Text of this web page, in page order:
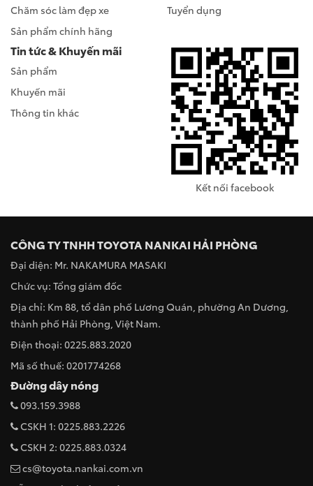
Chăm sóc làm đẹp xe
Sản phẩm chính hãng
Tuyển dụng
Tin tức & Khuyến mãi
Sản phẩm
Khuyến mãi
Thông tin khác
Kết nối facebook
CÔNG TY TNHH TOYOTA NANKAI HẢI PHÒNG
Đại diện: Mr. NAKAMURA MASAKI
Chức vụ: Tổng giám đốc
Địa chỉ: Km 88, tổ dân phố Lương Quán, phường An Dương,
thành phố Hải Phòng, Việt Nam.
Điện thoại: 0225.883.2020
Mã số thuế: 0201774268
Đường dây nóng
093.159.3988
CSKH 1: 0225.883.2226
CSKH 2: 0225.883.0324
cs@toyota.nankai.com.vn